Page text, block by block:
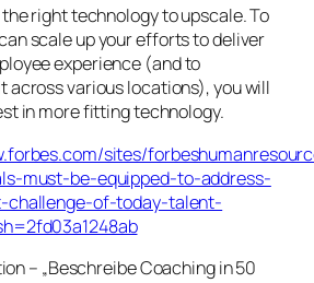
right technology to upscale. To
scale up your efforts to deliver
experience (and to
across various locations), you will
in more fitting technology.
sites/
must-be-equipped-to-address-
challenge-of-today-talent-
– „Beschreibe Coaching in 50